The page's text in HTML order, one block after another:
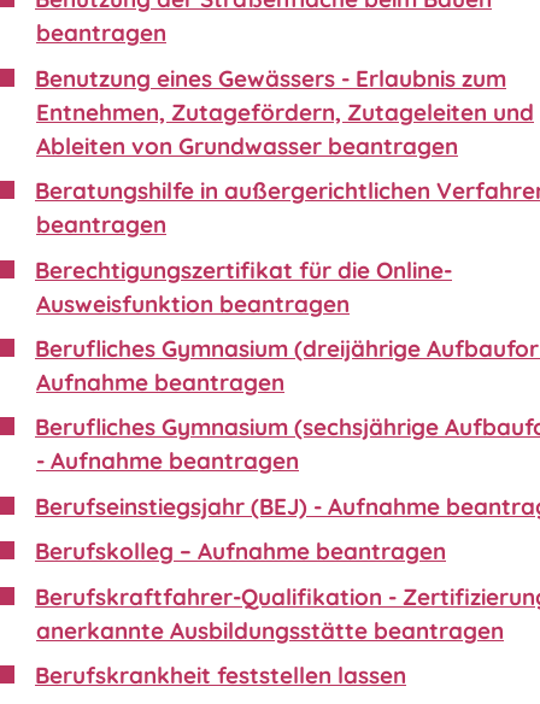
beantragen
Benutzung eines Gewässers - Erlaubnis zum
Entnehmen, Zutagefördern, Zutageleiten und
Ableiten von Grundwasser beantragen
Beratungshilfe in außergerichtlichen
beantragen
Berechtigungszertifikat für die Online-
Ausweisfunktion beantragen
Berufliches Gymnasium (dreijährige
Aufnahme beantragen
Berufliches Gymnasium (sechsjährige
- Aufnahme beantragen
Berufseinstiegsjahr (BEJ) - Aufnahme
Berufskolleg – Aufnahme beantragen
Berufskraftfahrer-Qualifikation -
anerkannte Ausbildungsstätte beantragen
Berufskrankheit feststellen lassen